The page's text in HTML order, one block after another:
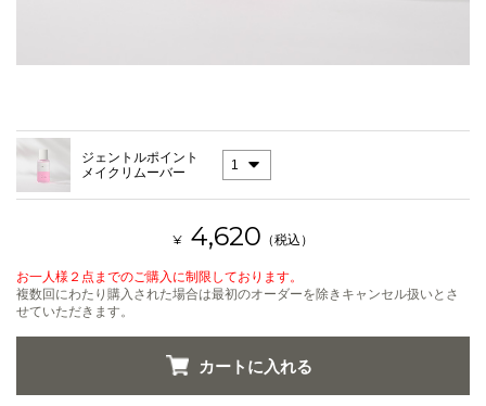
ジェントルポイント
メイクリムーバー
¥ 4,620 （税込）
お一人様２点までのご購入に制限しております。
複数回にわたり購入された場合は最初のオーダーを除きキャンセル扱いとさ
せていただきます。